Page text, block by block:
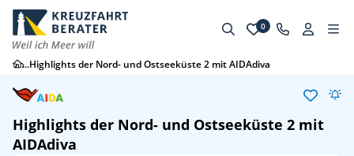
0
...Highlights der Nord- und Ostseeküste 2 mit AIDAdiva
Highlights der Nord- und Ostseeküste 2 mit
AIDAdiva